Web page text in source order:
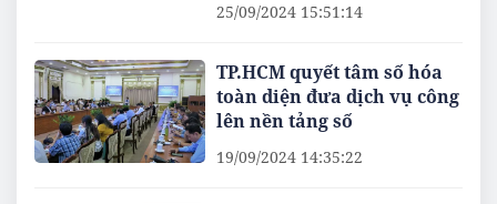
25/09/2024 15:51:14
TP.HCM quyết tâm số hóa
toàn diện đưa dịch vụ công
lên nền tảng số
19/09/2024 14:35:22